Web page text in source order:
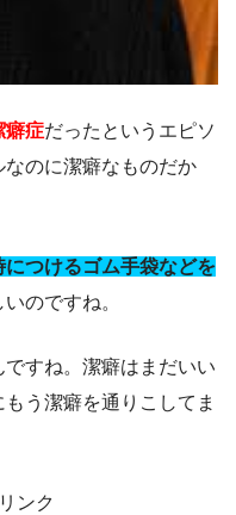
癖症だったというエピソ
のに潔癖なものだか
つけるゴム手袋などを
いのですね。
すね。潔癖はまだいい
う潔癖を通りこしてま
ンク